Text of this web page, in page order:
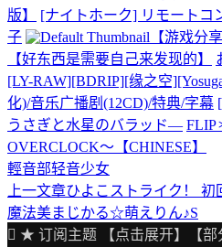
版】
[ナイトホーク] リモートコ
子
【游戏分
【好东西是需要自己来发现的】
[LY-RAW][BDRIP][缘之空
化)/音乐广播剧(12CD)/特典/字幕
うさぎと水星のバラッド― FLIP
OVERCLOCK～【CHINESE】
輕音部轻音少女
文
章
上一文章ひよこストライク！ 初
魔法美まじかる☆萌えりん♪S
★ 订阅主题 【点击展开】【部